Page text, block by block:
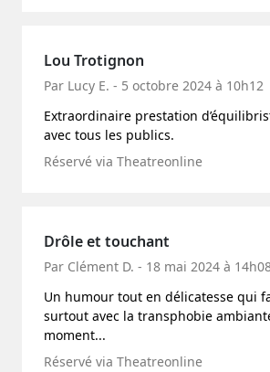
Lou Trotignon
Par Lucy E. - 5 octobre 2024 à 10h12
Extraordinaire prestation
avec tous les publics.
Réservé via Theatreonline
Drôle et touchant
Par Clément D. - 18 mai 2024 à
Un humour tout en délicatesse qui
surtout avec la transphobie
moment...
Réservé via Theatreonline